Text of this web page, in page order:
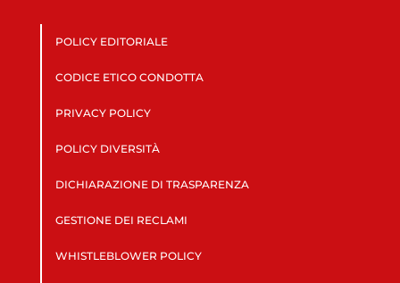
POLICY EDITORIALE
CODICE ETICO CONDOTTA
PRIVACY POLICY
POLICY DIVERSITÀ
DICHIARAZIONE DI TRASPARENZA
GESTIONE DEI RECLAMI
WHISTLEBLOWER POLICY